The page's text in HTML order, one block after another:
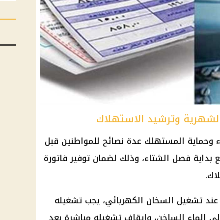
وترشيد الاستهلاك
وحماية المستهلك عدة نصائح للمواطنين قبل
بداية فصل الشتاء، وذلك لضمان توفير فاتورة
تشغيل السخان الكهربائي، يجب تشغيله